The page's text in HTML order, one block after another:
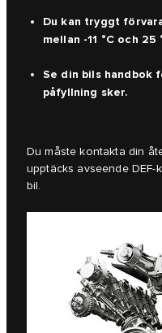
Du kan tryggt
mellan -11 °C och 25
Se din bils handbok
påfyllning sker.
Du måste kontakta din
upptäcks avseende
bil.